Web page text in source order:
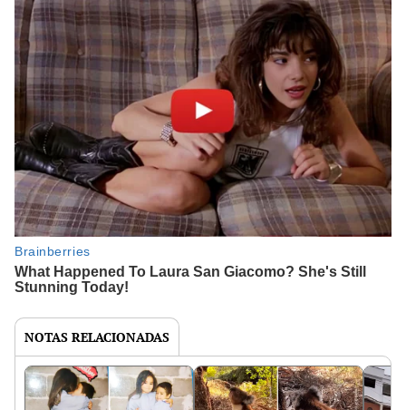
NOTAS RELACIONADAS